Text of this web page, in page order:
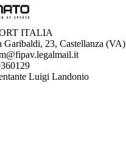
ITALIA
Garibaldi, 23, Castellanza (VA)
Luigi Landonio